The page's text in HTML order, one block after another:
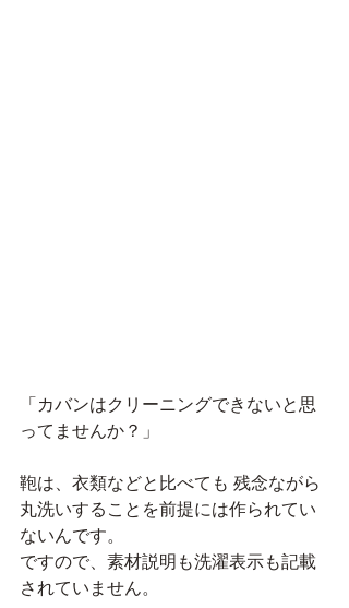
「カバンはクリーニングできないと思
ってませんか？」
鞄は、衣類などと比べても 残念ながら
丸洗いすることを前提には作られてい
ないんです。
ですので、素材説明も洗濯表示も記載
されていません。